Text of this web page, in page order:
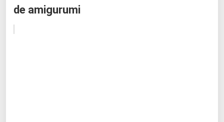
de amigurumi